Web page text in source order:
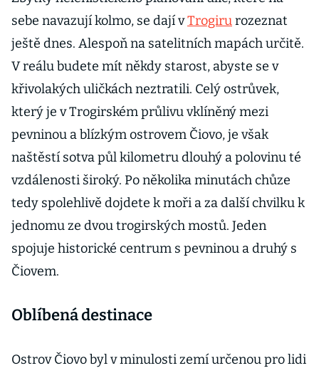
sebe navazují kolmo, se dají vTrogirurozeznat
ještě dnes. Alespoň na satelitních mapách určitě.
V reálu budete mít někdy starost, abyste se v
křivolakých uličkách neztratili. Celý ostrůvek,
který je v Trogirském průlivu vklíněný mezi
pevninou a blízkým ostrovem Čiovo, je však
naštěstí sotva půl kilometru dlouhý a polovinu té
vzdálenosti široký. Po několika minutách chůze
tedy spolehlivě dojdete k moři a za další chvilku k
jednomu ze dvou trogirských mostů. Jeden
spojuje historické centrum s pevninou a druhý s
Čiovem.
Oblíbená destinace
Ostrov Čiovo byl v minulosti zemí určenou pro lidi